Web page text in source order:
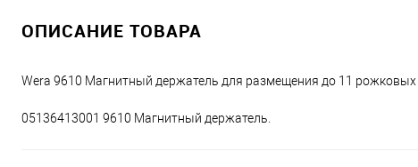
ОПИСАНИЕ ТОВАРА
Wera 9610 Магнитный держатель для размещения до 11 рожковых
05136413001 9610 Магнитный держатель.